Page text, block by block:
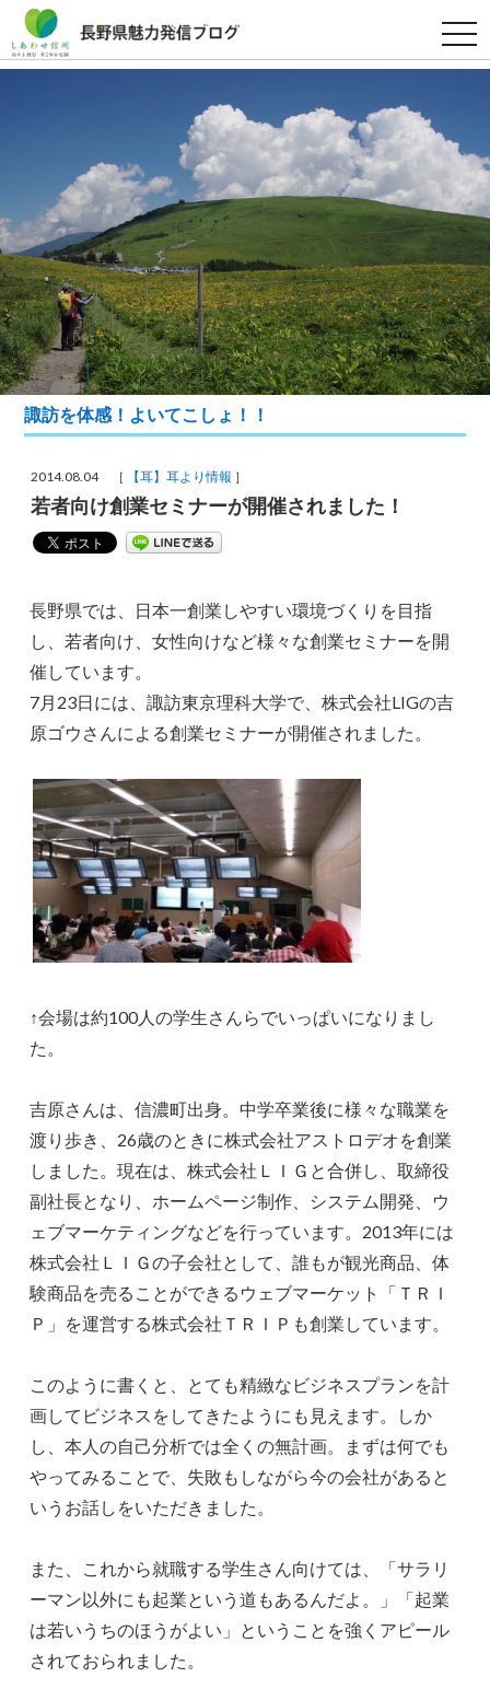
t
o
g
a
v
g
a
t
o
n
諏訪を体感！よいてこしょ！！
2014.08.04 ［ 【耳】耳より情報 ］
若者向け創業セミナーが開催されました！
長野県では、日本一創業しやすい環境づくりを目指
し、若者向け、女性向けなど様々な創業セミナーを開
催しています。
7月23日には、諏訪東京理科大学で、株式会社LIGの吉
原ゴウさんによる創業セミナーが開催されました。
↑会場は約100人の学生さんらでいっぱいになりまし
た。
吉原さんは、信濃町出身。中学卒業後に様々な職業を
渡り歩き、26歳のときに株式会社アストロデオを創業
しました。現在は、株式会社ＬＩＧと合併し、取締役
副社長となり、ホームページ制作、システム開発、ウ
ェブマーケティングなどを行っています。2013年には
株式会社ＬＩＧの子会社として、誰もが観光商品、体
験商品を売ることができるウェブマーケット「ＴＲＩ
Ｐ」を運営する株式会社ＴＲＩＰも創業しています。
このように書くと、とても精緻なビジネスプランを計
画してビジネスをしてきたようにも見えます。しか
し、本人の自己分析では全くの無計画。まずは何でも
やってみることで、失敗もしながら今の会社があると
いうお話しをいただきました。
また、これから就職する学生さん向けては、「サラリ
ーマン以外にも起業という道もあるんだよ。」「起業
は若いうちのほうがよい」ということを強くアピール
されておられました。